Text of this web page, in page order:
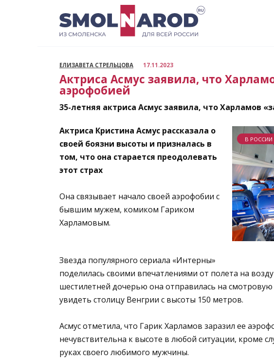
ЕЛИЗАВЕТА СТРЕЛЬЦОВА 17.11.2023
Актриса Асмус заявила, что
аэрофобией
35-летняя актриса Асмус заявила, что Харламов
В РОССИИ
Актриса Кристина Асмус рассказала о
своей боязни высоты и призналась в
том, что она старается преодолевать
этот страх
Она связывает начало своей аэрофобии с
бывшим мужем, комиком Гариком
Харламовым.
Звезда популярного сериала «Интерны»
поделилась своими впечатлениями от полета на
шестилетней дочерью она отправилась на
увидеть столицу Венгрии с высоты 150 метров.
Асмус отметила, что Гарик Харламов заразил ее
нечувствительна к высоте в любой ситуации, кроме
руках своего любимого мужчины.